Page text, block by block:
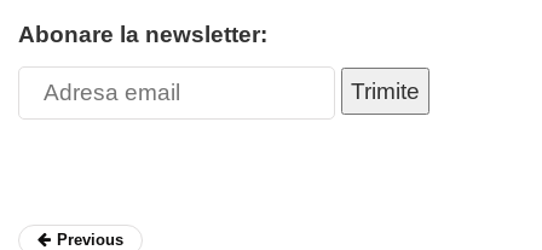
Abonare la newsletter:
Trimite
Previous